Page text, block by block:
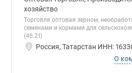
хозяйство
Торговля оптовая зерном,
семенами и кормами для
(46.21)
Россия, Татарстан ИНН:
О